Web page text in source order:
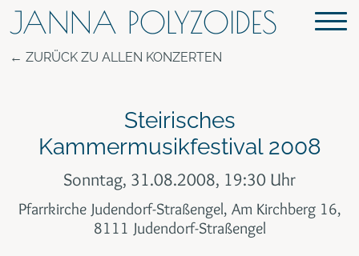
JANNA POLYZOIDES
ZURÜCK ZU ALLEN KONZERTEN
Steirisches
Kammermusikfestival 2008
Sonntag, 31.08.2008, 19:30 Uhr
Pfarrkirche Judendorf-Straßengel, Am Kirchberg 16,
8111 Judendorf-Straßengel